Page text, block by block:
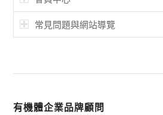
常見問題與網站導覽
有機體企業品牌顧問